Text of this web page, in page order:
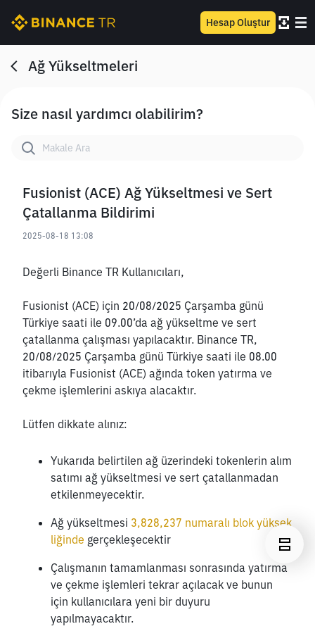
Hesap Oluştur
Ağ Yükseltmeleri
Size nasıl yardımcı olabilirim?
Fusionist (ACE) Ağ Yükseltmesi ve Sert
Çatallanma Bildirimi
2025-08-18 13:08
Değerli Binance TR Kullanıcıları,
Fusionist (ACE) için 20/08/2025 Çarşamba günü
Türkiye saati ile 09.00’da ağ yükseltme ve sert
çatallanma çalışması yapılacaktır. Binance TR,
20/08/2025 Çarşamba günü Türkiye saati ile 08.00
itibarıyla Fusionist (ACE) ağında token yatırma ve
çekme işlemlerini askıya alacaktır.
Lütfen dikkate alınız:
Yukarıda belirtilen ağ üzerindeki tokenlerin alım
satımı ağ yükseltmesi ve sert çatallanmadan
etkilenmeyecektir.
Ağ yükseltmesi 3,828,237 numaralı blok yüksek
liğinde gerçekleşecektir
Çalışmanın tamamlanması sonrasında yatırma
ve çekme işlemleri tekrar açılacak ve bunun
için kullanıcılara yeni bir duyuru
yapılmayacaktır.